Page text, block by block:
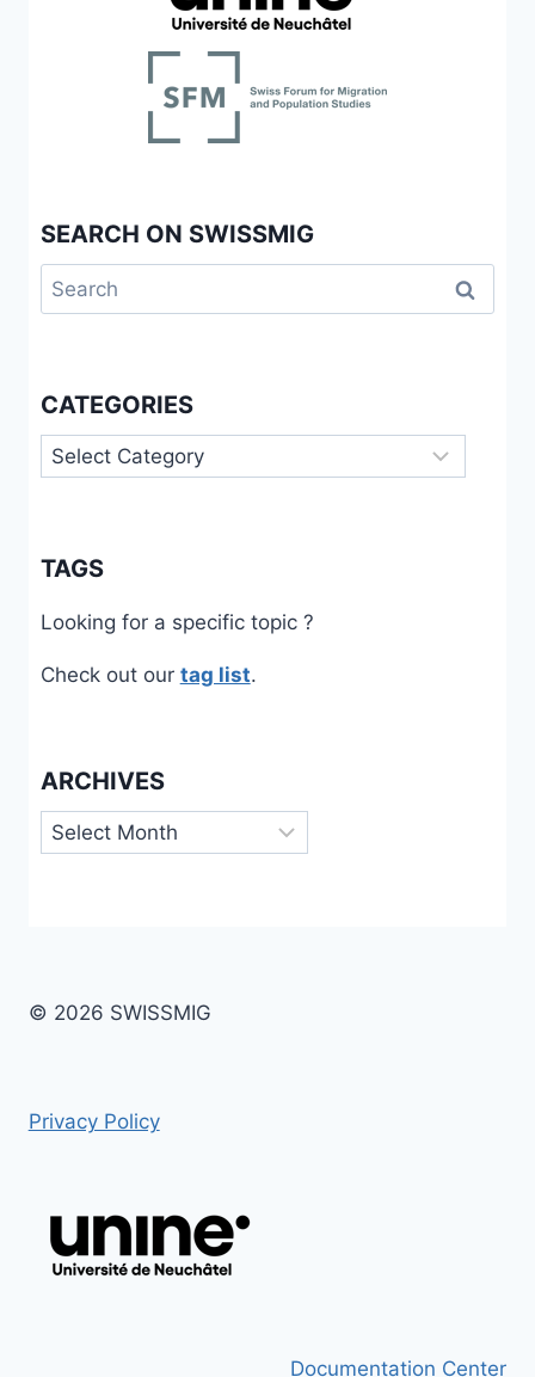
SEARCH ON SWISSMIG
Search
for:
CATEGORIES
Categories
TAGS
Looking for a specific topic ?
Check out our tag list.
ARCHIVES
Archives
© 2026 SWISSMIG
Privacy Policy
Documentation Center